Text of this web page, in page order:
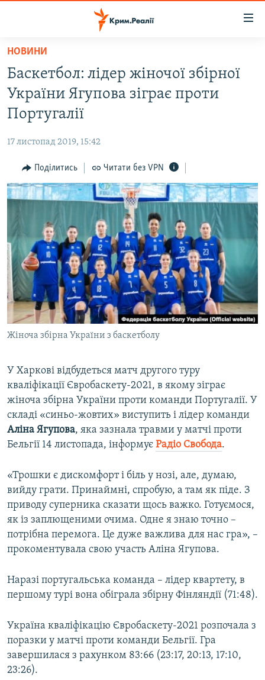
Перейти
основного
матеріалу
Перейти
до
основної
Перейти
до
пошуку
ВІДЕО ТА ФОТО
БЛОГИ
ПОГЛЯД
ІНТЕРВ'Ю
СПЕЦПРОЕКТИ
ДЕПОРТАЦІЯ
ВІДЕОУРОКИ «ELIFBE»
СВІДЧЕННЯ ОКУПАЦІЇ
УКРАЇНСЬКА ПРОБЛЕМА КРИМУ
ІНФОГРАФІКА
ЯК ОБІЙТИ БЛОКУВАННЯ
Русский
Qırımtatar
ДОЛУЧАЙСЯ!
Усі сайти RFE/RL
НОВИНИ
Баскетбол: лідер жіночої збірної
України Ягупова зіграє проти
Португалії
17 листопад 2019, 15:42
Поділитись Читати без VPN
Жіноча збірна України з баскетболу
У Харкові відбудеться матч другого туру
кваліфікації Євробаскету-2021, в якому зіграє
жіноча збірна України проти команди Португалії. У
складі «синьо-жовтих» виступить і лідер команди
Аліна Ягупова, яка зазнала травми у матчі проти
Бельгії 14 листопада, інформує Радіо Свобода.
«Трошки є дискомфорт і біль у нозі, але, думаю,
вийду грати. Принаймні, спробую, а там як піде. З
приводу суперника сказати щось важко. Готуємося,
як із заплющеними очима. Одне я знаю точно –
потрібна перемога. Це дуже важлива для нас гра», –
прокоментувала свою участь Аліна Ягупова.
Наразі португальська команда – лідер квартету, в
першому турі вона обіграла збірну Фінляндії (71:48).
Україна кваліфікацію Євробаскету-2021 розпочала з
поразки у матчі проти команди Бельгії. Гра
завершилася з рахунком 83:66 (23:17, 20:13, 17:10,
23:26).